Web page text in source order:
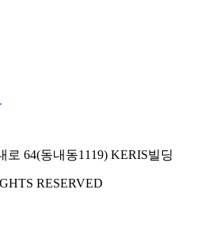
로 64(동내동1119) KERIS빌딩
RESERVED